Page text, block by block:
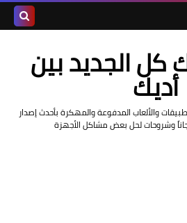
المدونةكل الجديد بين
أديك
والألعاب المدفوعة والمهكرة بأحدث إصدار
مجاناً وشروحات لحل بعض مشاكل الأجهزة